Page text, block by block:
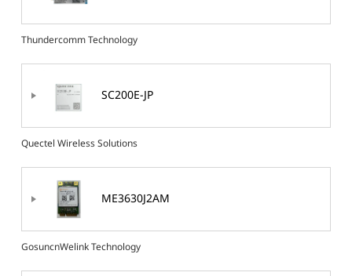
Thundercomm Technology
SC200E-JP
Quectel Wireless Solutions
ME3630J2AM
GosuncnWelink Technology